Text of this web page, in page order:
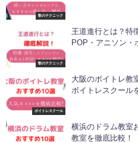
歌のテクニック
歌のテクニック
王道進行とは？特
POP・アニソン・
ボイトレスクール
大阪のボイトレ教
ボイトレスクール
横浜のドラム教室
教室を徹底比較！